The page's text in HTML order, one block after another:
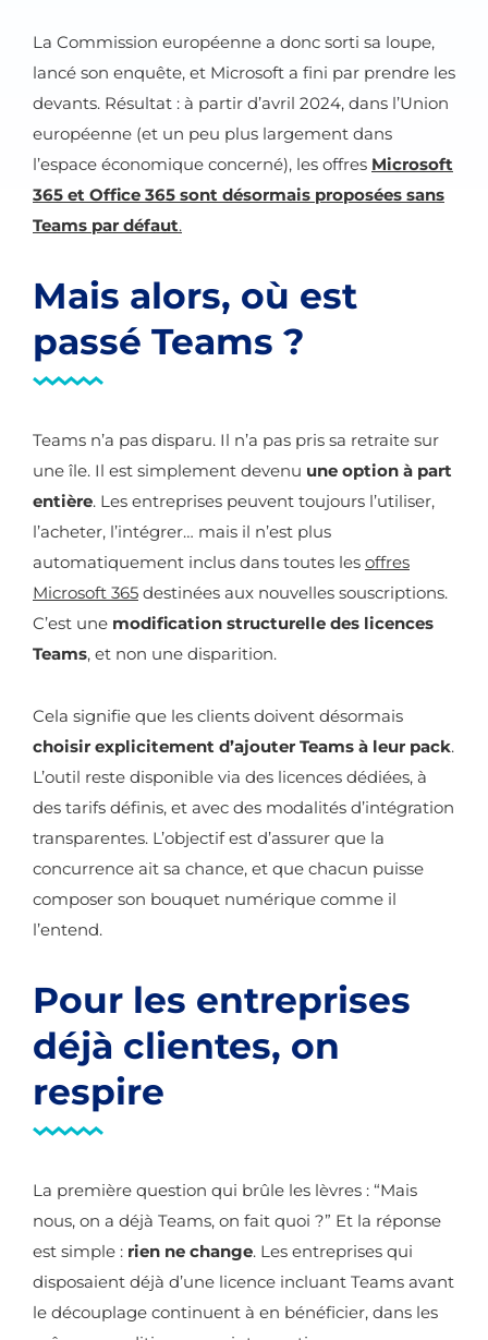
La Commission européenne a donc sorti sa loupe,
lancé son enquête, et Microsoft a fini par prendre les
devants. Résultat : à partir d’avril 2024, dans l’Union
européenne (et un peu plus largement dans
l’espace économique concerné), les offres Microsoft
365 et Office 365 sont désormais proposées sans
Teams par défaut.
Mais alors, où est
passé Teams ?
Teams n’a pas disparu. Il n’a pas pris sa retraite sur
une île. Il est simplement devenu une option à part
entière. Les entreprises peuvent toujours l’utiliser,
l’acheter, l’intégrer… mais il n’est plus
automatiquement inclus dans toutes les offres
Microsoft 365 destinées aux nouvelles souscriptions.
C’est une modification structurelle des licences
Teams, et non une disparition.
Cela signifie que les clients doivent désormais
choisir explicitement d’ajouter Teams à leur pack.
L’outil reste disponible via des licences dédiées, à
des tarifs définis, et avec des modalités d’intégration
transparentes. L’objectif est d’assurer que la
concurrence ait sa chance, et que chacun puisse
composer son bouquet numérique comme il
l’entend.
Pour les entreprises
déjà clientes, on
respire
La première question qui brûle les lèvres : “Mais
nous, on a déjà Teams, on fait quoi ?” Et la réponse
est simple : rien ne change. Les entreprises qui
disposaient déjà d’une licence incluant Teams avant
le découplage continuent à en bénéficier, dans les